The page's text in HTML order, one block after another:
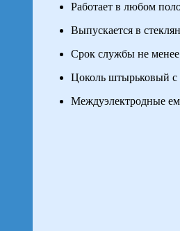
Работает в любом
Выпускается в
Срок службы не менее
Цоколь штырьковый
Междуэлектродные